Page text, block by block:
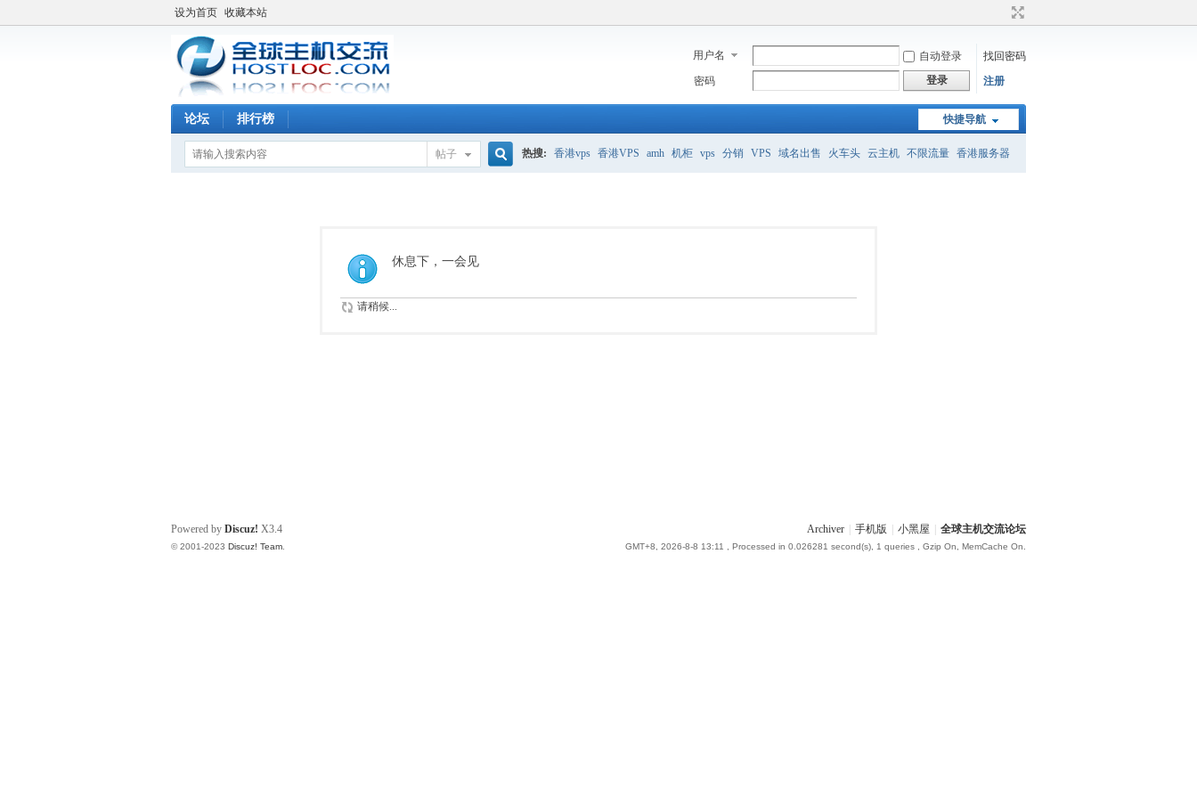
设为首页 收藏本站
用户名 自动登录
找回密码
密码
登录 注册
快捷导航
论坛 排行榜
帖子 热搜: 香港vps 香港VPS amh 机柜 vps 分销 VPS 域名出售 火车头 云主机 不限流量 香港服务器
休息下，一会见
请稍候...
Archiver 手机版 小黑屋 全球主机交流论坛
GMT+8, 2026-8-8 13:11 , Processed in 0.026281 second(s), 1 queries , Gzip On, MemCache On.
Powered by Discuz! X3.4
© 2001-2023 Discuz! Team